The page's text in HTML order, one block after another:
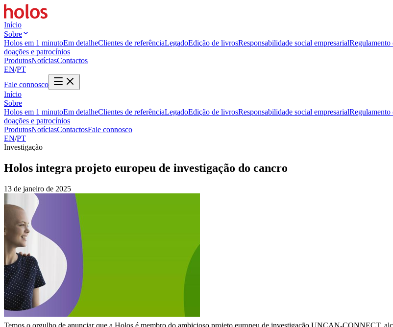
Início
Sobre
Holos em 1 minutoEm detalheClientes de referênciaLegadoEdição de livrosResponsabilidade social empresarialRegulamento
doações e patrocínios
ProdutosNotíciasContactos
EN/PT
Fale connosco
Início
Sobre
Holos em 1 minutoEm detalheClientes de referênciaLegadoEdição de livrosResponsabilidade social empresarialRegulamento
doações e patrocínios
ProdutosNotíciasContactosFale connosco
EN/PT
Investigação
Holos integra projeto europeu de investigação do cancro
13 de janeiro de 2025
Temos o orgulho de anunciar que a Holos é membro do ambicioso projeto europeu de investigação UNCAN-CONNECT,